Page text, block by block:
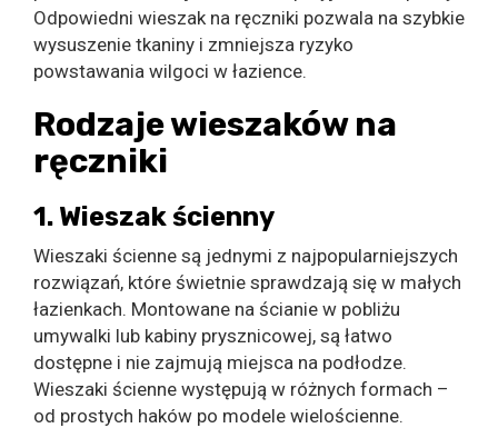
Odpowiedni wieszak na ręczniki pozwala na szybkie
wysuszenie tkaniny i zmniejsza ryzyko
powstawania wilgoci w łazience.
Rodzaje wieszaków na
ręczniki
1. Wieszak ścienny
Wieszaki ścienne są jednymi z najpopularniejszych
rozwiązań, które świetnie sprawdzają się w małych
łazienkach. Montowane na ścianie w pobliżu
umywalki lub kabiny prysznicowej, są łatwo
dostępne i nie zajmują miejsca na podłodze.
Wieszaki ścienne występują w różnych formach –
od prostych haków po modele wielościenne.